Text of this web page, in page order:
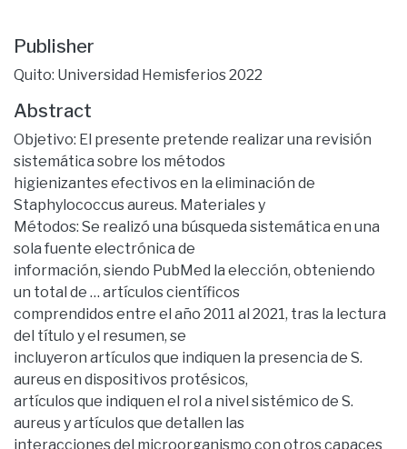
Publisher
Quito: Universidad Hemisferios 2022
Abstract
Objetivo: El presente pretende realizar una revisión
sistemática sobre los métodos
higienizantes efectivos en la eliminación de
Staphylococcus aureus. Materiales y
Métodos: Se realizó una búsqueda sistemática en una
sola fuente electrónica de
información, siendo PubMed la elección, obteniendo
un total de … artículos científicos
comprendidos entre el año 2011 al 2021, tras la lectura
del título y el resumen, se
incluyeron artículos que indiquen la presencia de S.
aureus en dispositivos protésicos,
artículos que indiquen el rol a nivel sistémico de S.
aureus y artículos que detallen las
interacciones del microorganismo con otros capaces